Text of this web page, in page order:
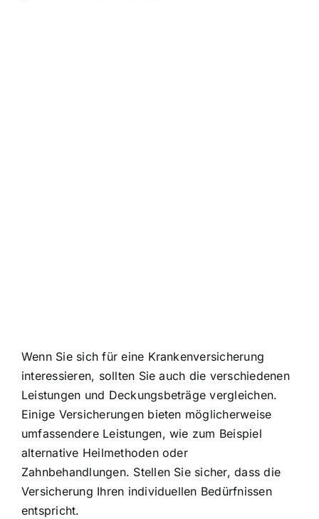
Wenn Sie sich für eine Krankenversicherung
interessieren, sollten Sie auch die verschiedenen
Leistungen und Deckungsbeträge vergleichen.
Einige Versicherungen bieten möglicherweise
umfassendere Leistungen, wie zum Beispiel
alternative Heilmethoden oder
Zahnbehandlungen. Stellen Sie sicher, dass die
Versicherung Ihren individuellen Bedürfnissen
entspricht.